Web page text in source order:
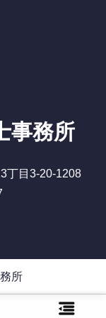
事務所
丁目3-20-1208
所